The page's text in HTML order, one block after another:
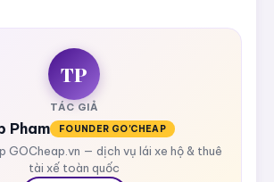
TP
TÁC GIẢ
Pham FOUNDER GO'CHEAP
GOCheap.vn — dịch vụ lái xe hộ & thuê
tài xế toàn quốc